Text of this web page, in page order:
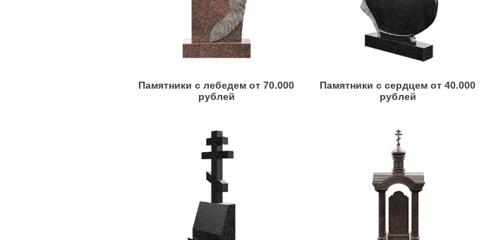
Памятники с лебедем от 70.000
рублей
Памятники с сердцем от 40.000
рублей